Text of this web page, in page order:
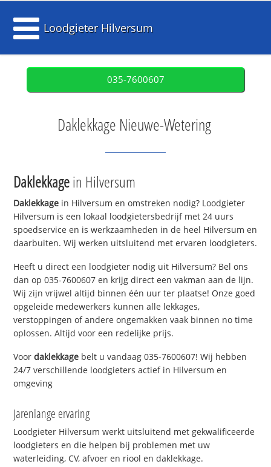
Loodgieter Hilversum
035-7600607
Daklekkage Nieuwe-Wetering
Daklekkagein Hilversum
Daklekkage in Hilversum en omstreken nodig? Loodgieter
Hilversum is een lokaal loodgietersbedrijf met 24 uurs
spoedservice en is werkzaamheden in de heel Hilversum en
daarbuiten. Wij werken uitsluitend met ervaren loodgieters.
Heeft u direct een loodgieter nodig uit Hilversum? Bel ons
dan op 035-7600607 en krijg direct een vakman aan de lijn.
Wij zijn vrijwel altijd binnen één uur ter plaatse! Onze goed
opgeleide medewerkers kunnen alle lekkages,
verstoppingen of andere ongemakken vaak binnen no time
oplossen. Altijd voor een redelijke prijs.
Voordaklekkage belt u vandaag 035-7600607! Wij hebben
24/7 verschillende loodgieters actief in Hilversum en
omgeving
Jarenlange ervaring
Loodgieter Hilversum werkt uitsluitend met gekwalificeerde
loodgieters en die helpen bij problemen met uw
waterleiding, CV, afvoer en riool en daklekkage.